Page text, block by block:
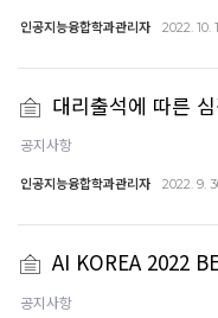
인공지능융합학과관리자 2022. 10.
대리출석에 따른
공지사항
인공지능융합학과관리자 2022. 9.
AI KOREA 2022
공지사항